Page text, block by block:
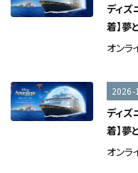
ディズ
着】
オンラ
2026-
ディズ
着】
オンラ